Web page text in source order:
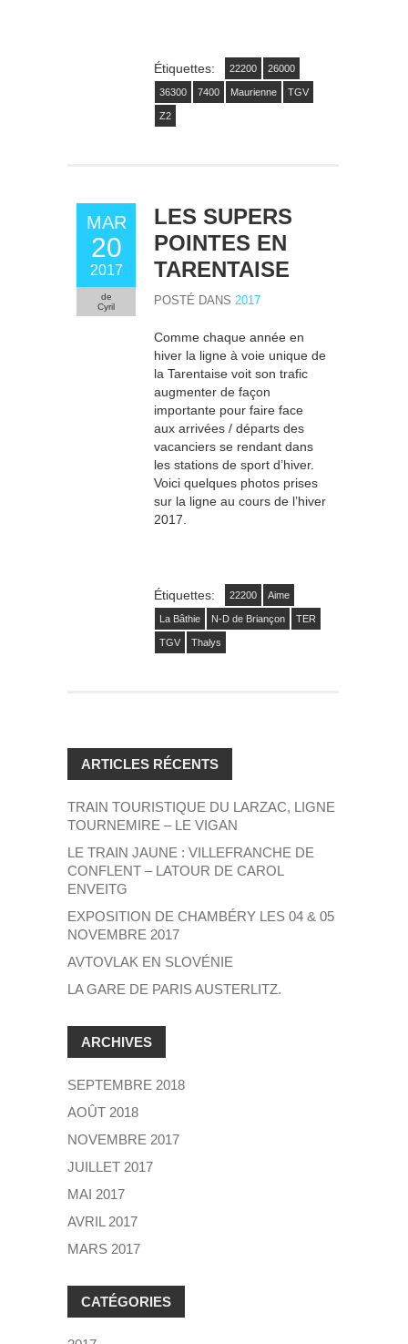
Étiquettes: 22200 26000
36300 7400 Maurienne TGV
Z2
MAR
20
2017
de
Cyril
LES SUPERS
POINTES EN
TARENTAISE
POSTÉ DANS 2017
Comme chaque année en
hiver la ligne à voie unique de
la Tarentaise voit son trafic
augmenter de façon
importante pour faire face
aux arrivées / départs des
vacanciers se rendant dans
les stations de sport d’hiver.
Voici quelques photos prises
sur la ligne au cours de l’hiver
2017.
Étiquettes: 22200 Aime
La Bâthie N-D de Briançon TER
TGV Thalys
ARTICLES RÉCENTS
TRAIN TOURISTIQUE DU LARZAC, LIGNE
TOURNEMIRE – LE VIGAN
LE TRAIN JAUNE : VILLEFRANCHE DE
CONFLENT – LATOUR DE CAROL
ENVEITG
EXPOSITION DE CHAMBÉRY LES 04 & 05
NOVEMBRE 2017
AVTOVLAK EN SLOVÉNIE
LA GARE DE PARIS AUSTERLITZ.
ARCHIVES
SEPTEMBRE 2018
AOÛT 2018
NOVEMBRE 2017
JUILLET 2017
MAI 2017
AVRIL 2017
MARS 2017
CATÉGORIES